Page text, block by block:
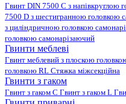
Гвинт DIN 7500 C з напівкруглою
7500 D з шестигранною головкою
з циліндричною головкою
головкою самонарізаючий
Гвинти меблеві
Гвинт меблевий з плоскою
головкою RL Стяжка міжсекційна
Гвинти з гаком
Гвинт з гаком C Гвинт з гаком L